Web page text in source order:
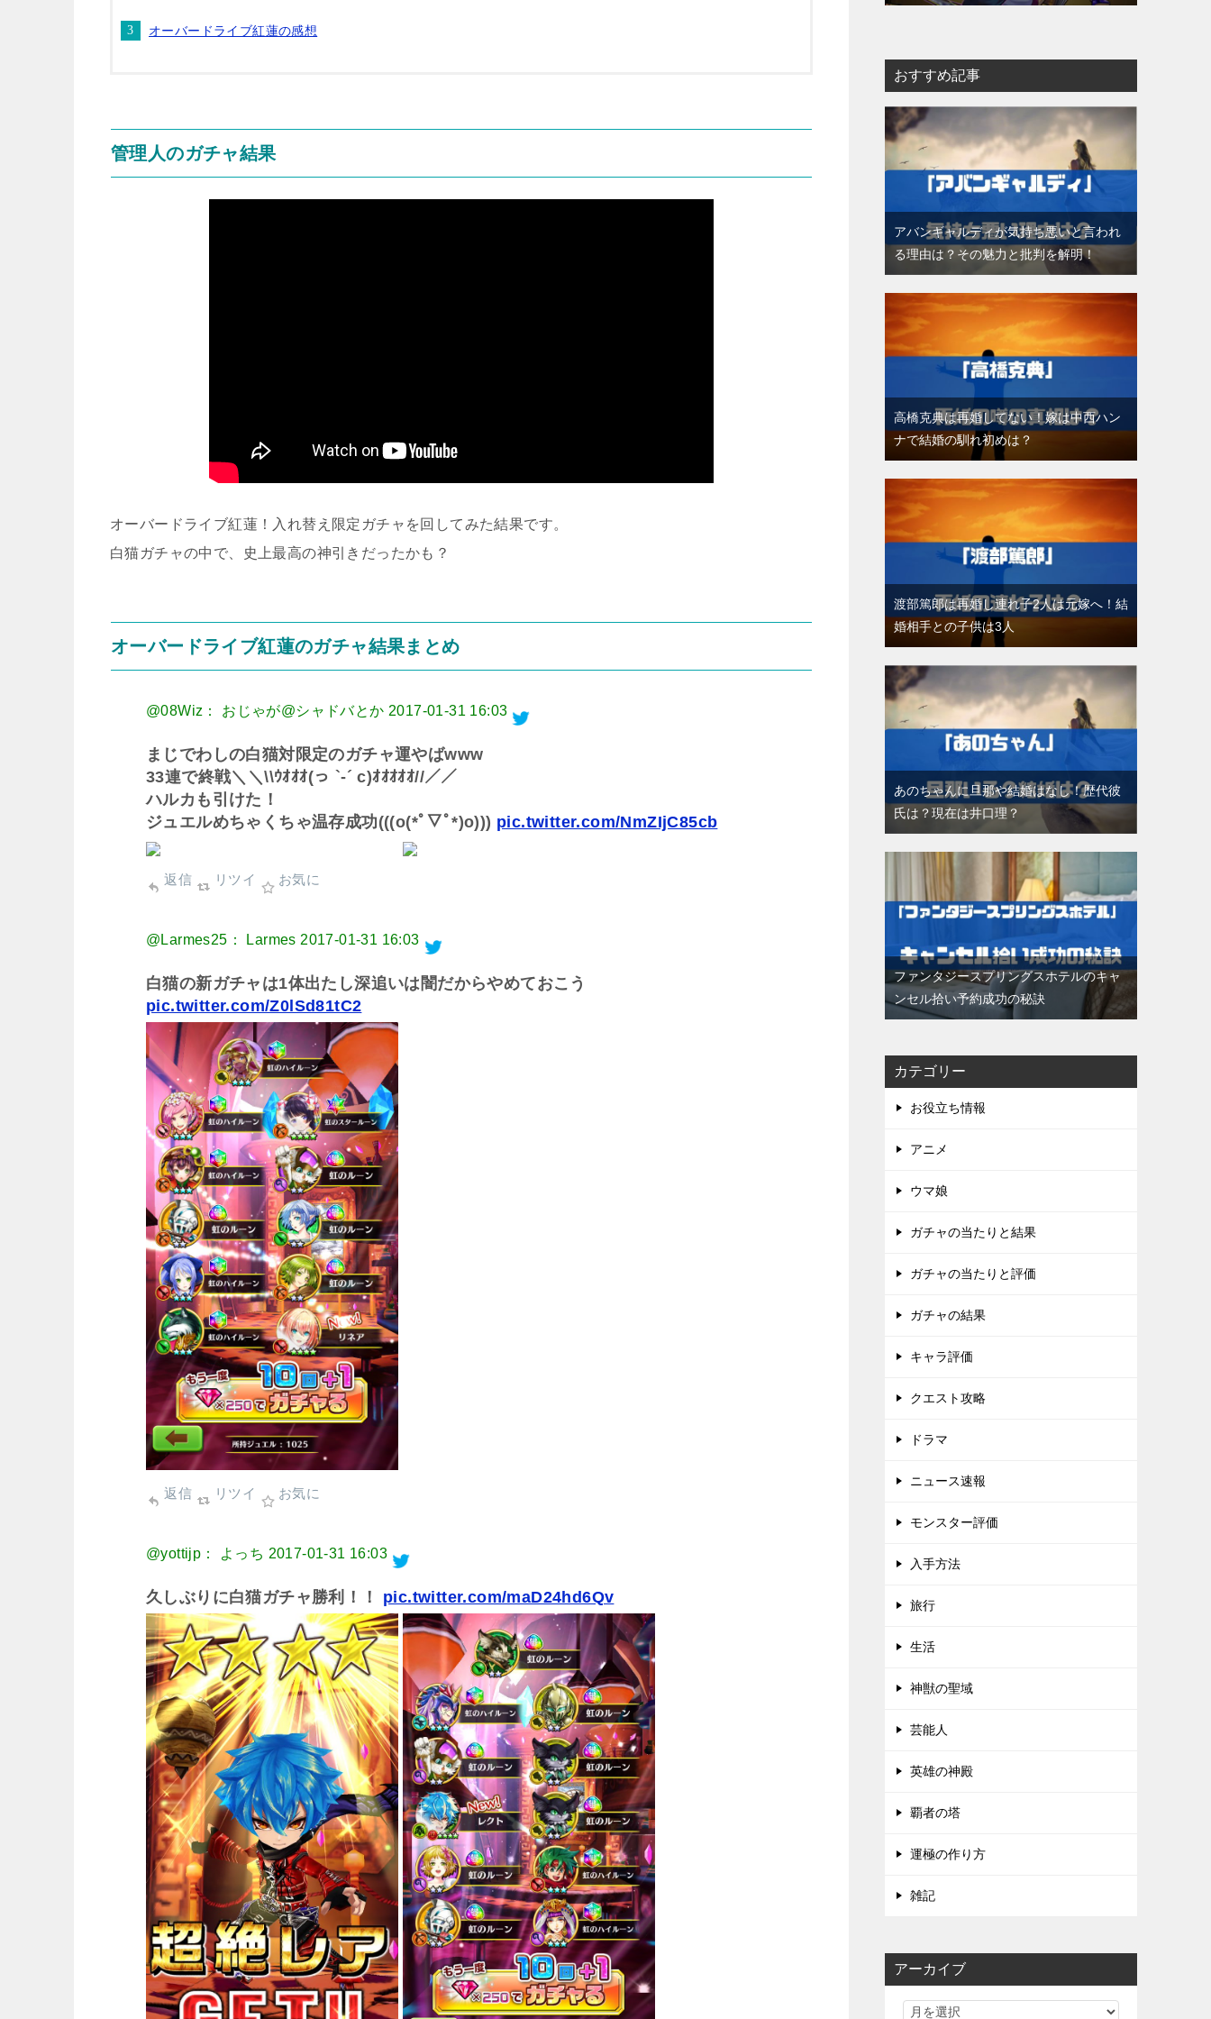
オーバードライブ紅蓮の感想
管理人のガチャ結果
オーバードライブ紅蓮！入れ替え限定ガチャを回してみた結果です。
白猫ガチャの中で、史上最高の神引きだったかも？
オーバードライブ紅蓮のガチャ結果まとめ
@08Wiz： おじゃが@シャドバとか 2017-01-31 16:03
まじでわしの白猫対限定のガチャ運やばwww
33連で終戦＼＼\\ｳｵｵｵ(っ `-´ c)ｵｵｵｵｵ//／／
ハルカも引けた！
ジュエルめちゃくちゃ温存成功(((o(*ﾟ▽ﾟ*)o))) pic.twitter.com/NmZIjC85cb
返信 リツイ お気に
@Larmes25： Larmes 2017-01-31 16:03
白猫の新ガチャは1体出たし深追いは闇だからやめておこう
pic.twitter.com/Z0lSd81tC2
返信 リツイ お気に
@yottijp： よっち 2017-01-31 16:03
久しぶりに白猫ガチャ勝利！！ pic.twitter.com/maD24hd6Qv
おすすめ記事
アバンギャルディが気持ち悪いと言われ
る理由は？その魅力と批判を解明！
高橋克典は再婚してない！嫁は中西ハン
ナで結婚の馴れ初めは？
渡部篤郎は再婚し連れ子2人は元嫁へ！結
婚相手との子供は3人
あのちゃんに旦那や結婚はなし！歴代彼
氏は？現在は井口理？
ファンタジースプリングスホテルのキャ
ンセル拾い予約成功の秘訣
カテゴリー
お役立ち情報
アニメ
ウマ娘
ガチャの当たりと結果
ガチャの当たりと評価
ガチャの結果
キャラ評価
クエスト攻略
ドラマ
ニュース速報
モンスター評価
入手方法
旅行
生活
神獣の聖域
芸能人
英雄の神殿
覇者の塔
運極の作り方
雑記
アーカイブ